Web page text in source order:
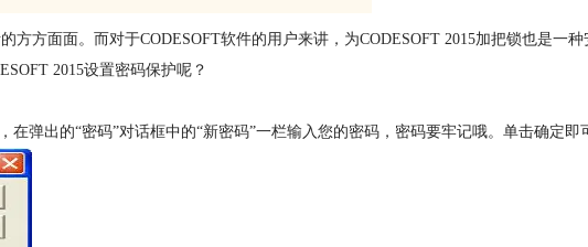
方面面。而对于CODESOFT软件的用户来讲，为CODESOFT 2015加把锁也是一
2015设置密码保护呢？
在弹出的“密码”对话框中的“新密码”一栏输入您的密码，密码要牢记哦。单击确定即